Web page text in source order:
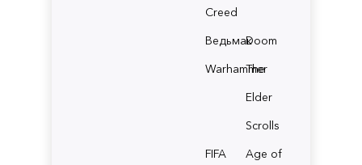
Creed
ВедьмакDoom
Warhammer
The
Elder
Scrolls
FIFA
Age of